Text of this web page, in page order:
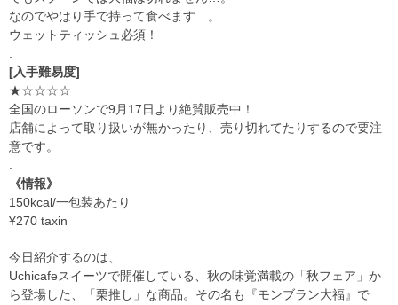
なのでやはり手で持って食べます
。
ウェットティッシュ必須！
[入手難易度]
★☆☆☆☆
全国のローソンで9 月 17日より絶賛販売中！
店舗によって取り扱いが無かったり、売り切れてたりするので要注
意です。
《情報》
150kcal/一包装あたり
¥270 taxin
今日紹介するのは、
Uchicafeスイーツで開催している、秋の味覚満載の「秋フェア」か
ら登場した、「栗推し」な商品。その名も『モンブラン大福』で